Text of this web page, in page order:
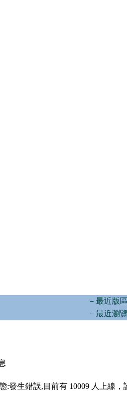
－最近版
－最近瀏
:發生錯誤,目前有 10009 人上線